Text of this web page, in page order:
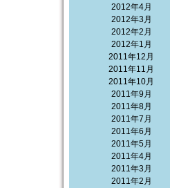
2012年4月
2012年3月
2012年2月
2012年1月
2011年12月
2011年11月
2011年10月
2011年9月
2011年8月
2011年7月
2011年6月
2011年5月
2011年4月
2011年3月
2011年2月